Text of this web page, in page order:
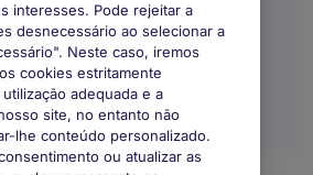
/ Híbrido
interesses. Pode rejeitar a
desnecessário ao selecionar a
Neste caso, iremos
cookies estritamente
adequada e a
site, no entanto não
lhe conteúdo personalizado.
ou atualizar as